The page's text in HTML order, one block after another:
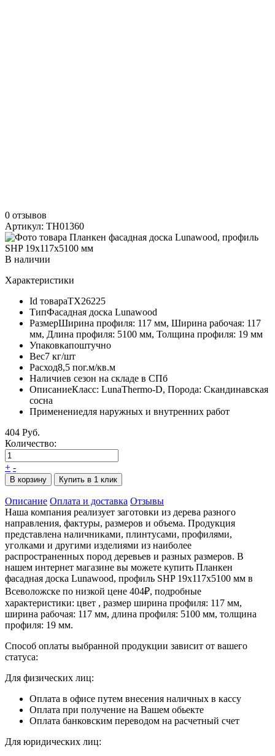
0 отзывов
Артикул: TH01360
В наличии
Характеристики
Id товараТХ26225
ТипФасадная доска Lunawood
РазмерШирина профиля: 117 мм, Ширина рабочая: 117
мм, Длина профиля: 5100 мм, Толщина профиля: 19 мм
Упаковкапоштучно
Вес7 кг/шт
Расход8,5 пог.м/кв.м
Наличиев сезон на складе в СПб
ОписаниеКласс: LunaThermo-D, Порода: Скандинавская
сосна
Применениедля наружных и внутренних работ
404 Руб.
Количество:
+ -
В корзину Купить в 1 клик
Описание Оплата и доставка Отзывы
Наша компания реализует заготовки из дерева разного
направления, фактуры, размеров и объема. Продукция
представлена наличниками, плинтусами, профилями,
уголками и другими изделиями из наиболее
распространенных пород деревьев и разных размеров. В
нашем интернет магазине вы можете купить Планкен
фасадная доска Lunawood, профиль SHP 19х117х5100 мм в
Всеволожске по низкой цене 404₽, подробные
характеристики: цвет , размер ширина профиля: 117 мм,
ширина рабочая: 117 мм, длина профиля: 5100 мм, толщина
профиля: 19 мм.
Способ оплаты выбранной продукции зависит от вашего
статуса:
Для физических лиц:
Оплата в офисе путем внесения наличных в кассу
Оплата при получение на Вашем обьекте
Оплата банковским переводом на расчетный счет
Для юридических лиц: